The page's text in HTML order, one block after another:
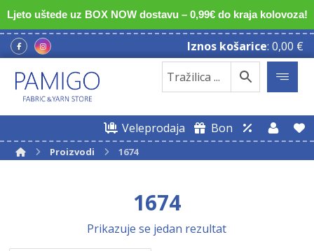
Ljeto uštede uz BOX NOW dostavu – 0,99€ do kraja kolovoza!
Iznos košarice: 0,00 €
Veleprodaja Bon
Proizvodi 1674
1674
Prikazuje se jedan rezultat